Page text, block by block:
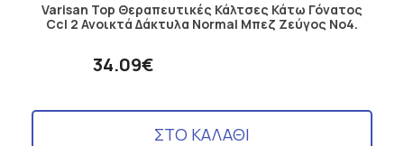
Varisan Top Θεραπευτικές Κάλτσες Κάτω Γόνατος
Ccl 2 Ανοικτά Δάκτυλα Normal Μπεζ Ζεύγος No4.
34.09€
ΣΤΟ ΚΑΛΑΘΙ